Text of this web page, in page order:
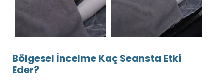
Bölgesel İncelme Kaç Seansta Etki
Eder?